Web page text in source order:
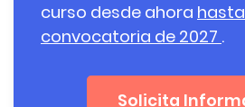
curso desde ahora
convocatoria de 2027 .
Solicita